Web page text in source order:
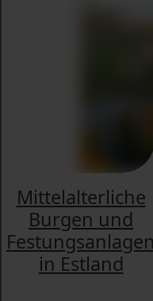
Mittelalterliche
Burgen und
Festungsanlagen
in Estland